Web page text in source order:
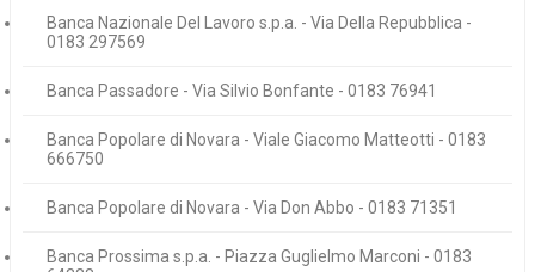
Banca Nazionale Del Lavoro s.p.a. - Via Della Repubblica -
0183 297569
Banca Passadore - Via Silvio Bonfante - 0183 76941
Banca Popolare di Novara - Viale Giacomo Matteotti - 0183
666750
Banca Popolare di Novara - Via Don Abbo - 0183 71351
Banca Prossima s.p.a. - Piazza Guglielmo Marconi - 0183